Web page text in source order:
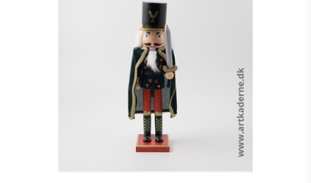
SOLDAT M.GRØN
KAPPE OG SVÆRD
Se detajler